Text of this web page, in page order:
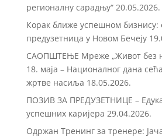
регионалну сарадњу“ 20.05.2026.
Корак ближе успешном
предузетница у Новом Бечеју
САОПШТЕЊЕ Мреже „Живот без
18. маја – Националног дана
жртве насиља 18.05.2026.
ПОЗИВ ЗА ПРЕДУЗЕТНИЦЕ –
успешних каријера 29.04.2026.
Одржан Тренинг за тренере: